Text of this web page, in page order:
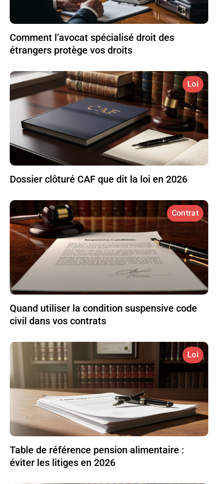
Comment l’avocat spécialisé droit des
étrangers protège vos droits
Loi
Dossier clôturé CAF que dit la loi en 2026
Contrat
Quand utiliser la condition suspensive code
civil dans vos contrats
Loi
Table de référence pension alimentaire :
éviter les litiges en 2026